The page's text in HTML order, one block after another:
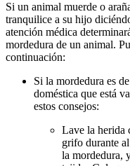
Si un animal muerde o
tranquilice a su hijo
atención médica
mordedura de un animal.
continuación:
Si la mordedura es
doméstica que está
estos consejos:
Lave la herida
grifo durante
la mordedura,